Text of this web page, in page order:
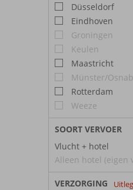
Düsseldorf
Eindhoven
Groningen
Keulen
Maastricht
Münster/
Rotterdam
Weeze
SOORT VERVOER
Vlucht + hotel
Alleen hotel (eigen
VERZORGING Uitleg